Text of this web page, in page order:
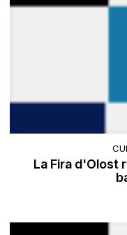
La Fira d'Olost